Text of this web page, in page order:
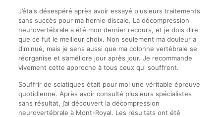
J’étais désespéré après avoir essayé plusieurs traitements
sans succès pour ma hernie discale. La décompression
neurovertébrale a été mon dernier recours, et je dois dire
que ce fut le meilleur choix. Non seulement ma douleur a
diminué, mais je sens aussi que ma colonne vertébrale se
réorganise et s’améliore jour après jour. Je recommande
vivement cette approche à tous ceux qui souffrent.
Souffrir de sciatiques était pour moi une véritable épreuve
quotidienne. Après avoir consulté plusieurs spécialistes
sans résultat, j’ai découvert la décompression
neurovertébrale à Mont-Royal. Les résultats ont été